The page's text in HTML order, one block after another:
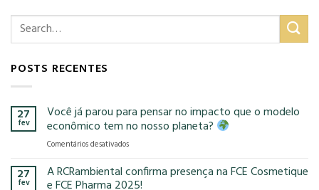
POSTS RECENTES
27
fev
Você já parou para pensar no impacto que o modelo
econômico tem no nosso planeta?
Comentários desativadosem
já
parou
27
fev
A RCRambiental confirma presença na FCE Cosmetique
e FCE Pharma 2025!